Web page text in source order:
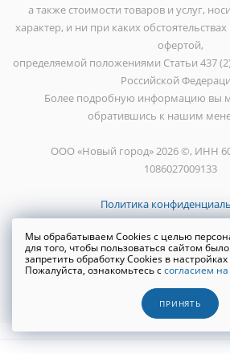
а также стоимости товаров и услуг,
характер, и ни при каких
офертой,
определяемой положениями Статьи 437
Российской
Более подробную информацию вы
обратившись к нашим
ООО «Новый город» 2026 ©, ИНН
1086027009133
Политика
Создание сайта
Мы обрабатываем Cookies с целью
для того, чтобы пользоваться сайтом
запретить обработку Cookies в
Пожалуйста, ознакомьтесь ссогласием
ПРИНЯТЬ